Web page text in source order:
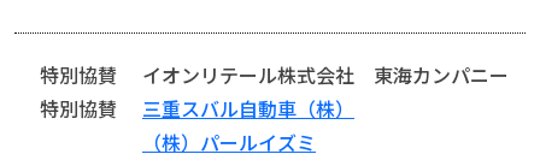
特別協賛
イオンリテール株式会社 東海カンパニー
特別協賛
三重スバル自動車（株）
（株）パールイズミ